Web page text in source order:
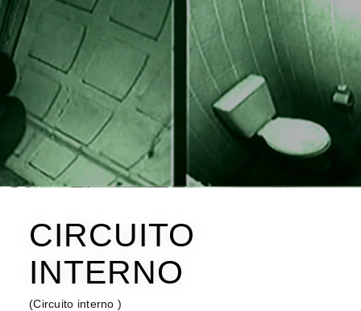
CIRCUITO
INTERNO
(Circuito interno )